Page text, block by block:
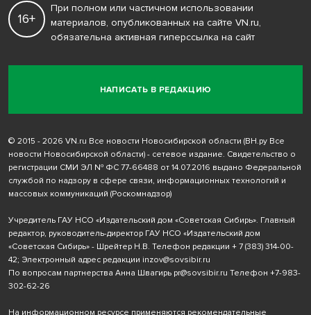
НАПИСАТЬ В РЕДАКЦИЮ
16+
При полном или частичном использовании
материалов, опубликованных на сайте VN.ru,
обязательна активная гиперссылка на сайт
© 2015 - 2026 VN.ru Все новости Новосибирской области (ВН.ру Все
новости Новосибирской области) - сетевое издание. Свидетельство о
регистрации СМИ ЭЛ № ФС 77-66488 от 14.07.2016 выдано Федеральной
службой по надзору в сфере связи, информационных технологий и
массовых коммуникаций (Роскомнадзор)
Учредитель ГАУ НСО «Издательский дом «Советская Сибирь». Главный
редактор, руководитель-директор ГАУ НСО «Издательский дом
«Советская Сибирь» - Шрейтер Н.В. Телефон редакции + 7 (383) 314-00-
42; Электронный адрес редакции inzov@sovsibir.ru
По вопросам партнерства Анна Швагирь pr@sovsibir.ru Телефон +7-983-
302-62-26
На информационном ресурсе применяются рекомендательные